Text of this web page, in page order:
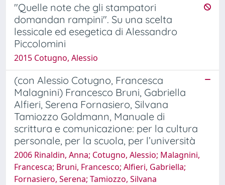
"Quelle note che gli stampatori
domandan rampini". Su una scelta
lessicale ed esegetica di Alessandro
Piccolomini
2015 Cotugno, Alessio
(con Alessio Cotugno, Francesca
Malagnini) Francesco Bruni, Gabriella
Alfieri, Serena Fornasiero, Silvana
Tamiozzo Goldmann, Manuale di
scrittura e comunicazione: per la cultura
personale, per la scuola, per l’università
2006 Rinaldin, Anna; Cotugno, Alessio; Malagnini,
Francesca; Bruni, Francesco; Alfieri, Gabriella;
Fornasiero, Serena; Tamiozzo, Silvana